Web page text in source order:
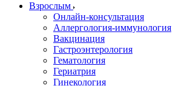
Взрослым
Онлайн-консультация
Аллергология-иммунология
Вакцинация
Гастроэнтерология
Гематология
Гериатрия
Гинекология